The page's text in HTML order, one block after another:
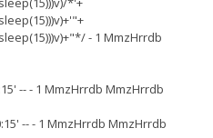
- 1 MmzHrrdb
-- - 1 MmzHrrdb MmzHrrdb
-- - 1 MmzHrrdb MmzHrrdb